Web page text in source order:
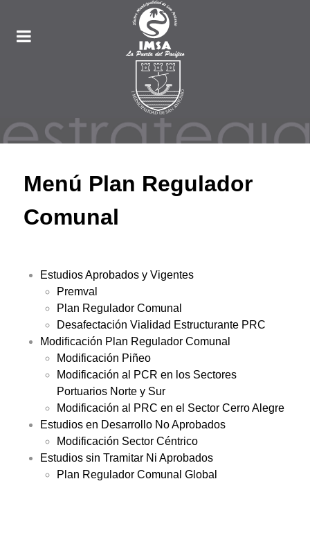
Menú Plan Regulador
Comunal
Estudios Aprobados y Vigentes
Premval
Plan Regulador Comunal
Desafectación Vialidad Estructurante PRC
Modificación Plan Regulador Comunal
Modificación Piñeo
Modificación al PCR en los Sectores
Portuarios Norte y Sur
Modificación al PRC en el Sector Cerro Alegre
Estudios en Desarrollo No Aprobados
Modificación Sector Céntrico
Estudios sin Tramitar Ni Aprobados
Plan Regulador Comunal Global